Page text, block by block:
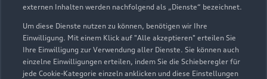
externen Inhalten werden nachfolgend als „Dienste“ bezeichnet.
Um diese Dienste nutzen zu können, benötigen wir Ihre
Einwilligung. Mit einem Klick auf "Alle akzeptieren" erteilen Sie
Ihre Einwilligung zur Verwendung aller Dienste. Sie können auch
einzelne Einwilligungen erteilen, indem Sie die Schieberegler für
jede Cookie-Kategorie einzeln anklicken und diese Einstellungen
07161 962520
audi-goeppingen@hahn-automobile.de
Kontaktdaten herunterladen